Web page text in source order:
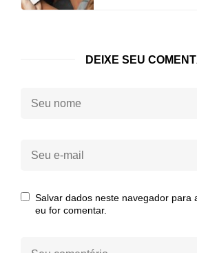
DEIXE SEU
Seu
nome:
Seu
Salvar dados neste navegador para
eu for comentar.